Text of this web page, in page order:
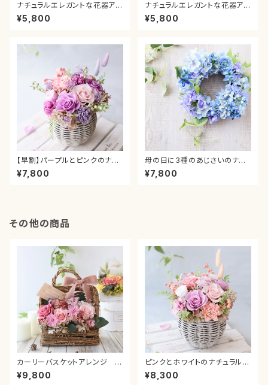
ナチュラルエレガントな花器アレ
ンジメント＊ピンク 母の日 ピ
ンク グラデーション カーネーシ
越し 誕生日 還暦
¥5,800
ナチュラルエレガントな花器アレ
ンジメント＊オレンジ 母の日
ピンク グラデーション カーネー
っ越し 誕生日 還暦
¥5,800
【早割】パープルとピンクのナチ
ュラルバスケット 母の日 ピン
ク グラデーション カーネーショ
¥7,800
母の日に3種のあじさいのナチ
ュラルリース 紫陽花 夏 サ
マー あじさい 壁掛け 玄
¥7,800
その他の商品
カーリーバスケットアレンジ ミ
スティピンク カーネーション
ローズ 薔薇 お祝い 引っ越
¥9,800
ピンクとホワイトのナチュラルバ
スケット 母の日 ピンク グラデ
ーション カーネーション プレゼ
¥8,300